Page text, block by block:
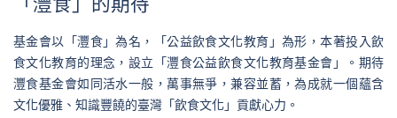
基金會以「灃食」為名，「公益飲食文化教育」為形，本著投入飲
食文化教育的理念，設立「灃食公益飲食文化教育基金會」。期待
灃食基金會如同活水一般，萬事無爭，兼容並蓄，為成就一個蘊含
文化優雅、知識豐饒的臺灣「飲食文化」貢獻心力。